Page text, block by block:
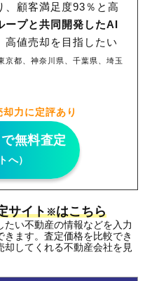
、顧客満足度93％と高
ープと共同開発したAI
高値売却を目指したい
京都、神奈川県、千葉県、埼玉
力に定評あり
無料査定
へ）
サイト※はこちら
い不動産の情報などを入力
ます。査定価格を比較でき
却してくれる不動産会社を見